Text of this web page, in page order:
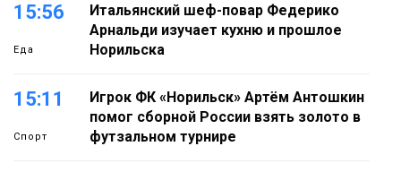
15:56
Еда
Итальянский шеф-повар Федерико
Арнальди изучает кухню и прошлое
Норильска
15:11
Спорт
Игрок ФК «Норильск» Артём Антошкин
помог сборной России взять золото в
футзальном турнире